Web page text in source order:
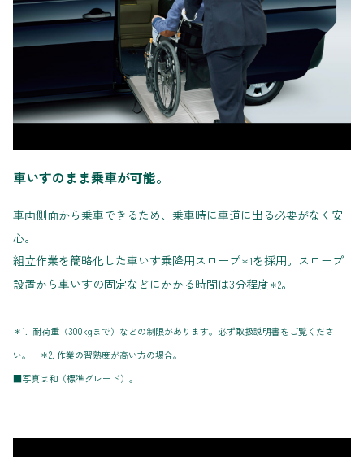
車いすのまま乗車が可能。
車両側面から乗車できるため、乗車時に車道に出る必要がなく安
心。
組立作業を簡略化した車いす乗降用スロープ＊1を採用。スロープ
設置から車いすの固定などにかかる時間は3分程度＊2。
＊1. 耐荷重（300kgまで）などの制限があります。必ず取扱説明書をご覧くださ
い。 ＊2. 作業の習熟度が高い方の場合。
■写真は和（標準グレード）。